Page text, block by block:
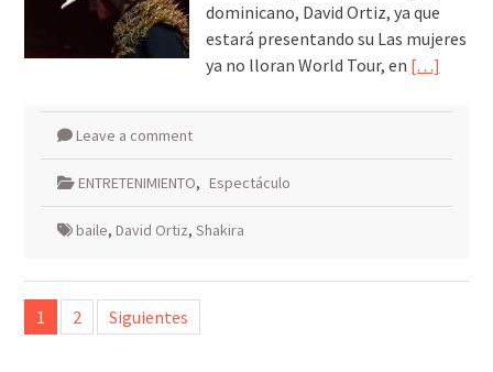
dominicano, David Ortiz, ya que
estará presentando su Las mujeres
ya no lloran World Tour, en […]
Leave a comment
ENTRETENIMIENTO, Espectáculo
baile, David Ortiz, Shakira
Paginación
de
1 2 Siguientes